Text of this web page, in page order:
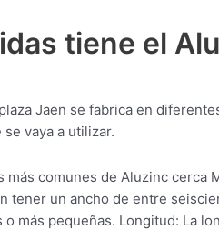
tiene el
Jaen se fabrica en
vaya a utilizar.
más comunes de Aluzinc cerca
tener un ancho de entre
o más pequeñas. Longitud: La